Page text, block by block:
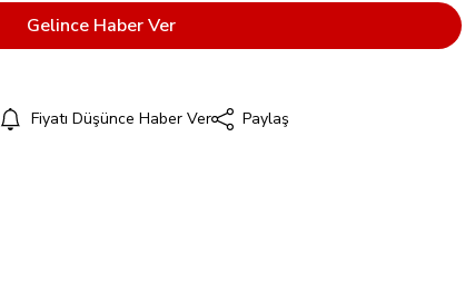
Gelince Haber Ver
Fiyatı Düşünce Haber Ver Paylaş